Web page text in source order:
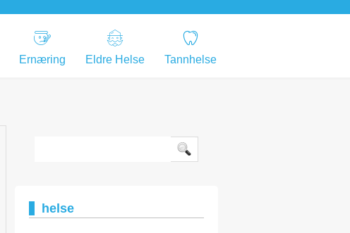
Ernæring Eldre Helse Tannhelse
helse